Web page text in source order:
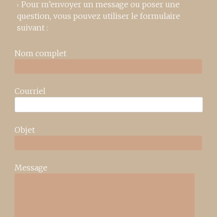
Pour m’envoyer un message ou poser une
question, vous pouvez utiliser le formulaire
suivant :
Nom complet
Courriel
Objet
Message